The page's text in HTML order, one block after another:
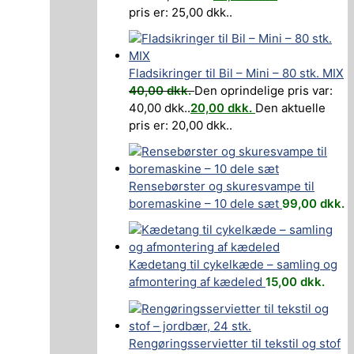
pris er: 25,00 dkk..
Fladsikringer til Bil – Mini – 80 stk. MIX
40,00dkk.Den oprindelige pris var:
40,00 dkk..20,00 dkk. Den aktuelle
pris er: 20,00 dkk..
Rensebørster og skuresvampe til
boremaskine – 10 dele sæt 99,00 dkk.
Kædetang til cykelkæde – samling og
afmontering af kædeled 15,00 dkk.
Rengøringsservietter til tekstil og stof